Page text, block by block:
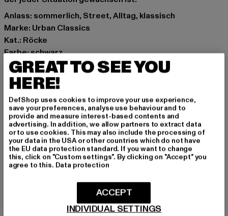
Anlass: sommerlich, Street, Alltag, klassisch
Marke: Urban Classics
Kat.: Röcke
Farbe: schwarz
Hersteller Farbe: black washed
Materialzusammensetzung: 98% Baumwolle, 2%
Elasthan
Art.Nr: TB4799-00709
Hersteller: TB International GmbH |info@tbint.de
Dr.-Robert-Murjahn-Straße 7 | 64372 Ober-Ramstadt |
DE
GRÖSSE & PASSFORM
PFLEGEHINWEISE
GREAT TO SEE YOU
HERE!
DefShop uses cookies to improve your use experience,
save your preferences, analyse use behaviour and to
provide and measure interest-based contents and
advertising. In addition, we allow partners to extract data
or to use cookies. This may also include the processing of
your data in the USA or other countries which do not have
the EU data protection standard. If you want to change
this, click on "Custom settings". By clicking on "Accept" you
agree to this. Data protection
INDIVIDUAL SETTINGS
ACCEPT